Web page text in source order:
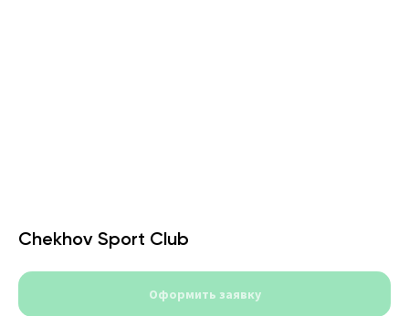
Chekhov Sport Club
Оформить заявку